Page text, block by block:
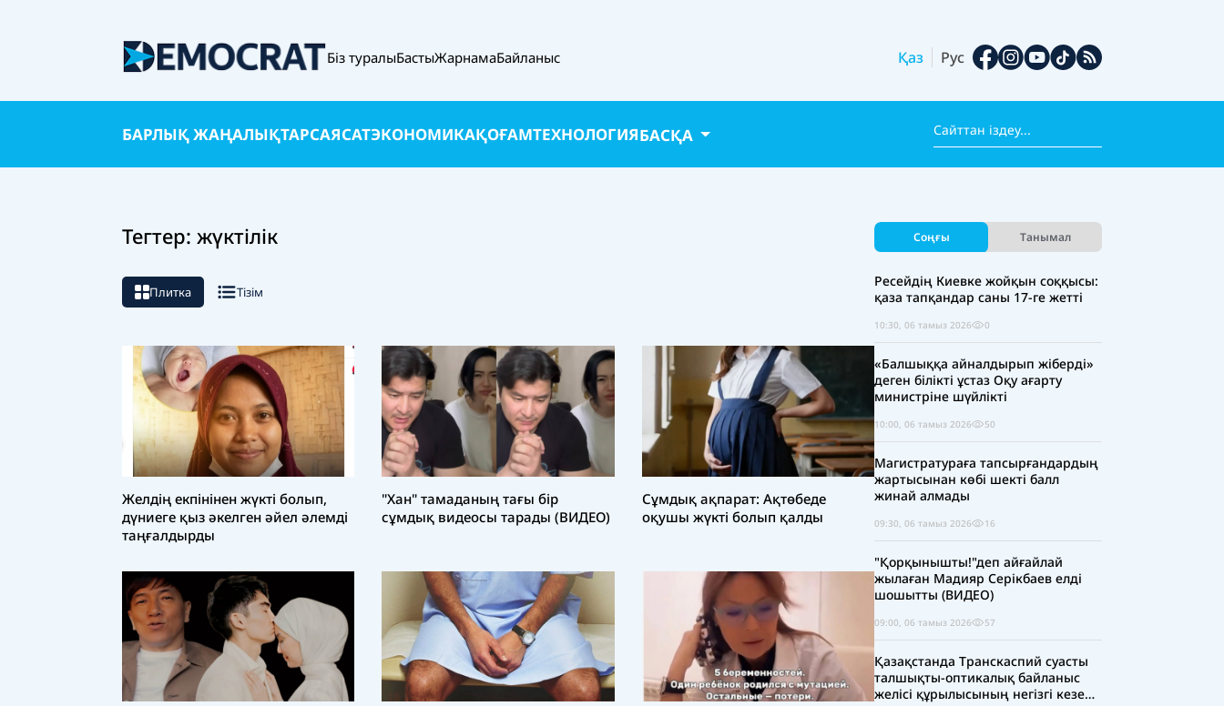
Біз туралыБастыЖарнамаБайланыс Қаз Рус
БАРЛЫҚ ЖАҢАЛЫҚТАРСАЯСАТЭКОНОМИКАҚОҒАМТЕХНОЛОГИЯБАСҚА
Тегтер: жүктілік
Плитка Тізім
Желдің екпінінен жүкті болып,
дүниеге қыз әкелген әйел әлемді
таңғалдырды
"Хан" тамаданың тағы бір
сұмдық видеосы тарады (ВИДЕО)
Сұмдық ақпарат: Ақтөбеде
оқушы жүкті болып қалды
Соңғы Танымал
Ресейдің Киевке жойқын соққысы:
қаза тапқандар саны 17-ге жетті
10:30, 06 тамыз 2026 0
«Балшыққа айналдырып жіберді»
деген білікті ұстаз Оқу ағарту
министріне шүйлікті
10:00, 06 тамыз 2026 50
Магистратураға тапсырғандардың
жартысынан көбі шекті балл
жинай алмады
09:30, 06 тамыз 2026 16
"Қорқынышты!"деп айғайлай
жылаған Мадияр Серікбаев елді
шошытты (ВИДЕО)
09:00, 06 тамыз 2026 57
Қазақстанда Транскаспий суасты
талшықты-оптикалық байланыс
желісі құрылысының негізгі кезеңі